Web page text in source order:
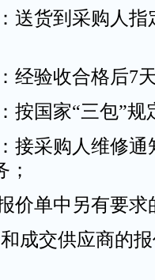
送货到采购人指
经验收合格后7
按国家“三包”规
接采购人维修通
价单中另有要求
成交供应商的